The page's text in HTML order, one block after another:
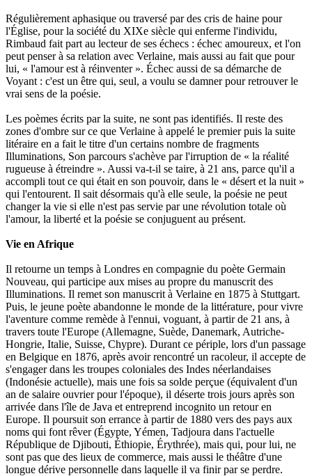
Régulièrement aphasique ou traversé par des cris de haine pour
l'Église, pour la société du XIXe siècle qui enferme l'individu,
Rimbaud fait part au lecteur de ses échecs : échec amoureux, et l'on
peut penser à sa relation avec Verlaine, mais aussi au fait que pour
lui, « l'amour est à réinventer ». Échec aussi de sa démarche de
Voyant : c'est un être qui, seul, a voulu se damner pour retrouver le
vrai sens de la poésie.
Les poèmes écrits par la suite, ne sont pas identifiés. Il reste des
zones d'ombre sur ce que Verlaine à appelé le premier puis la suite
litéraire en a fait le titre d'un certains nombre de fragments
Illuminations, Son parcours s'achève par l'irruption de « la réalité
rugueuse à étreindre ». Aussi va-t-il se taire, à 21 ans, parce qu'il a
accompli tout ce qui était en son pouvoir, dans le « désert et la nuit »
qui l'entourent. Il sait désormais qu'à elle seule, la poésie ne peut
changer la vie si elle n'est pas servie par une révolution totale où
l'amour, la liberté et la poésie se conjuguent au présent.
Vie en Afrique
Il retourne un temps à Londres en compagnie du poète Germain
Nouveau, qui participe aux mises au propre du manuscrit des
Illuminations. Il remet son manuscrit à Verlaine en 1875 à Stuttgart.
Puis, le jeune poète abandonne le monde de la littérature, pour vivre
l'aventure comme remède à l'ennui, voguant, à partir de 21 ans, à
travers toute l'Europe (Allemagne, Suède, Danemark, Autriche-
Hongrie, Italie, Suisse, Chypre). Durant ce périple, lors d'un passage
en Belgique en 1876, après avoir rencontré un racoleur, il accepte de
s'engager dans les troupes coloniales des Indes néerlandaises
(Indonésie actuelle), mais une fois sa solde perçue (équivalent d'un
an de salaire ouvrier pour l'époque), il déserte trois jours après son
arrivée dans l'île de Java et entreprend incognito un retour en
Europe. Il poursuit son errance à partir de 1880 vers des pays aux
noms qui font rêver (Égypte, Yémen, Tadjoura dans l'actuelle
République de Djibouti, Éthiopie, Érythrée), mais qui, pour lui, ne
sont pas que des lieux de commerce, mais aussi le théâtre d'une
longue dérive personnelle dans laquelle il va finir par se perdre.